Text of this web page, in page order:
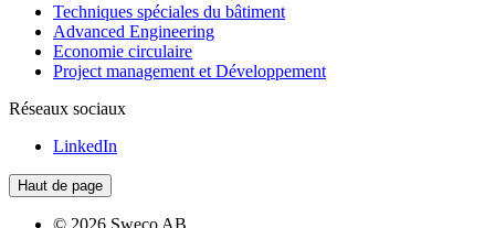
Techniques spéciales du bâtiment
Advanced Engineering
Economie circulaire
Project management et Développement
Réseaux sociaux
LinkedIn
Haut de page
© 2026 Sweco AB